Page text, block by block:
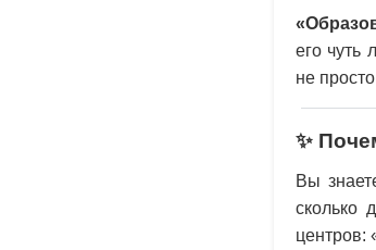
его чуть
не
✨
Вы
сколько
центров: